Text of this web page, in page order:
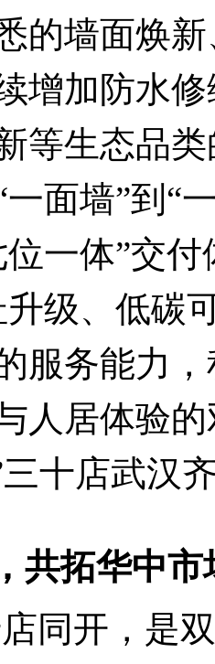
的墙面焕
增加防水
等生态品
面墙”到“
一体”交
升级、低碳
服务能力
人居体验
共拓华中市
同开，是